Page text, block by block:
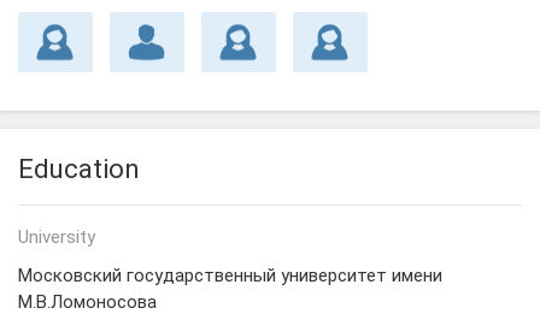
Education
University
Московский государственный университет имени
М.В.Ломоносова